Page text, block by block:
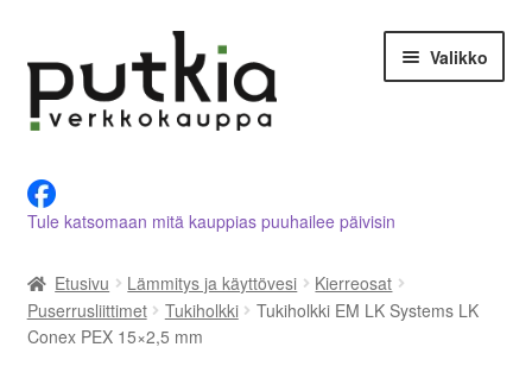
navigointiin
sisältöön
Valikko
Tietoja meistä
Asiakastilini
Ostoskori
Tule katsomaan mitä kauppias puuhailee päivisin
Etusivu Lämmitys ja käyttövesi
Kierreosat
Puserrusliittimet
Tukiholkki
Tukiholkki EM LK Systems LK
Conex PEX 15×2,5 mm